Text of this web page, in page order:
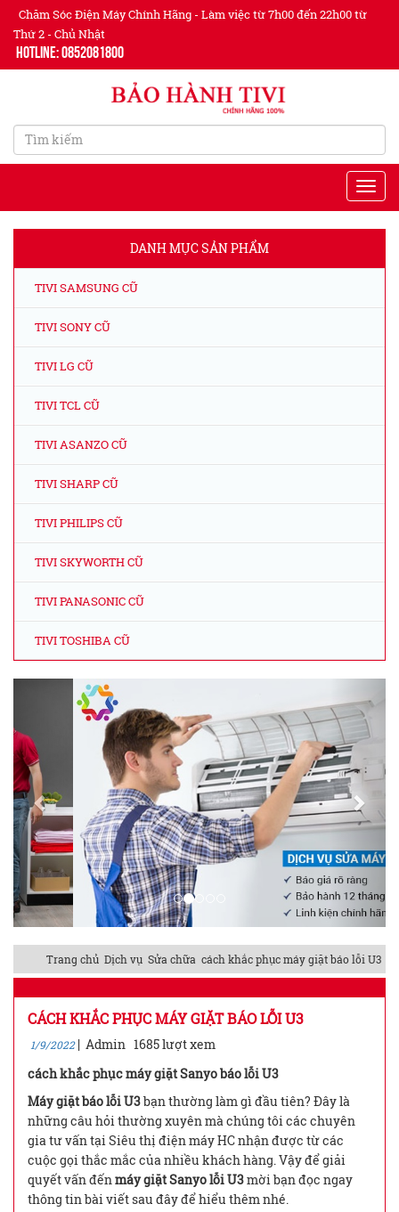
Chăm Sóc Điện Máy Chính Hãng - Làm việc từ 7h00 đến 22h00 từ
Thứ 2 - Chủ Nhật
Hotline: 0852081800
DANH MỤC SẢN PHẨM
TIVI SAMSUNG CŨ
TIVI SONY CŨ
TIVI LG CŨ
TIVI TCL CŨ
TIVI ASANZO CŨ
TIVI SHARP CŨ
TIVI PHILIPS CŨ
TIVI SKYWORTH CŨ
TIVI PANASONIC CŨ
TIVI TOSHIBA CŨ
Previous
Trang chủ Dịch vụ Sửa chữa cách khắc phục máy giặt báo lỗi U3
CÁCH KHẮC PHỤC MÁY GIẶT BÁO LỖI U3
1/9/2022| Admin 1685 lượt xem
cách khắc phục máy giặt Sanyo báo lỗi U3
Máy giặt báo lỗi U3bạn thường làm gì đầu tiên? Đây là
những câu hỏi thường xuyên mà chúng tôi các chuyên
gia tư vấn tại Siêu thị điện máy HC nhận được từ các
cuộc gọi thắc mắc của nhiều khách hàng. Vậy để giải
quyết vấn đến máy giặt Sanyo lỗi U3mời bạn đọc ngay
thông tin bài viết sau đây để hiểu thêm nhé.